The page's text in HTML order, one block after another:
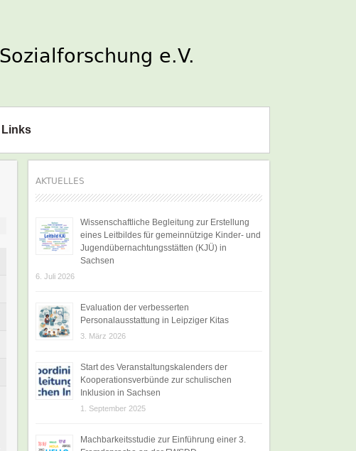
Links
AKTUELLES
Wissenschaftliche Begleitung zur Erstellung
eines Leitbildes für gemeinnützige Kinder- und
Jugendübernachtungsstätten (KJÜ) in
Sachsen
6. Juli 2026
Evaluation der verbesserten
Personalausstattung in Leipziger Kitas
3. März 2026
Start des Veranstaltungskalenders der
Kooperationsverbünde zur schulischen
Inklusion in Sachsen
1. September 2025
Machbarkeitsstudie zur Einführung einer 3.